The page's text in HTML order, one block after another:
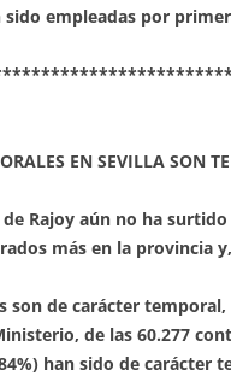
empleadas por
EN SEVILLA SON
Rajoy aún no ha
más en la provincia
son de carácter
de las 60.277
han sido de carácter